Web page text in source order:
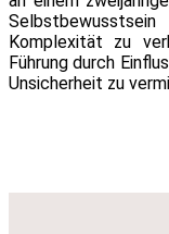
Komplexität zu
Führung durch
Unsicherheit zu